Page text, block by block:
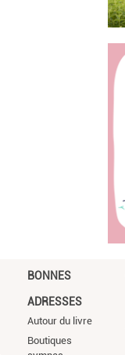
BONNES
ADRESSES
Autour du livre
Boutiques